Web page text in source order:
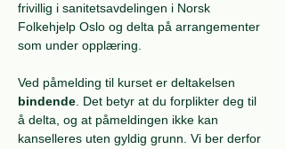
frivillig i sanitetsavdelingen i Norsk
Folkehjelp Oslo og delta på arrangementer
som under opplæring.
Ved påmelding til kurset er deltakelsen
bindende . Det betyr at du forplikter deg til
å delta, og at påmeldingen ikke kan
kanselleres uten gyldig grunn. Vi ber derfor